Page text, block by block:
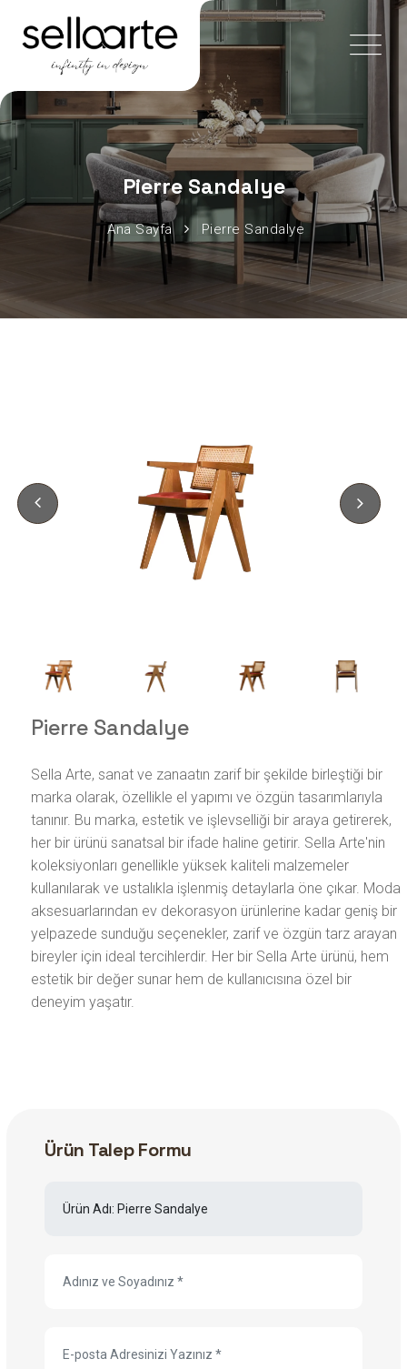
Pierre Sandalye
Ana Sayfa Pierre Sandalye
Pierre Sandalye
Sella Arte, sanat ve zanaatın zarif bir şekilde birleştiği bir
marka olarak, özellikle el yapımı ve özgün tasarımlarıyla
tanınır. Bu marka, estetik ve işlevselliği bir araya getirerek,
her bir ürünü sanatsal bir ifade haline getirir. Sella Arte'nin
koleksiyonları genellikle yüksek kaliteli malzemeler
kullanılarak ve ustalıkla işlenmiş detaylarla öne çıkar. Moda
aksesuarlarından ev dekorasyon ürünlerine kadar geniş bir
yelpazede sunduğu seçenekler, zarif ve özgün tarz arayan
bireyler için ideal tercihlerdir. Her bir Sella Arte ürünü, hem
estetik bir değer sunar hem de kullanıcısına özel bir
deneyim yaşatır.
Ürün Talep Formu